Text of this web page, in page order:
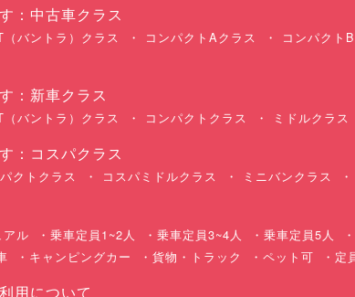
：中古車クラス
（バントラ）クラス コンパクトAクラス コンパクト
：新車クラス
（バントラ）クラス コンパクトクラス ミドルクラス
：コスパクラス
クトクラス コスパミドルクラス ミニバンクラス
アル 乗車定員1~2人 乗車定員3~4人 乗車定員5人
キャンピングカー 貨物・トラック ペット可 定
用について